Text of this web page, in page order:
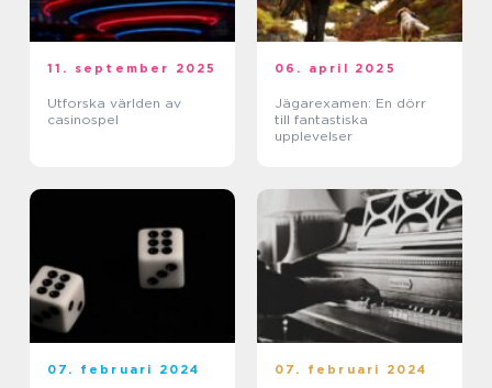
11. september 2025
Utforska världen av
casinospel
06. april 2025
Jägarexamen: En dörr
till fantastiska
upplevelser
07. februari 2024 07. februari 2024